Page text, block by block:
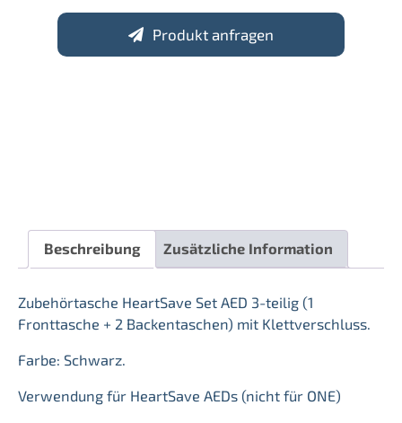
Produkt anfragen
Beschreibung Zusätzliche Information
Zubehörtasche HeartSave Set AED 3-teilig (1
Fronttasche + 2 Backentaschen) mit Klettverschluss.
Farbe: Schwarz.
Verwendung für HeartSave AEDs (nicht für ONE)